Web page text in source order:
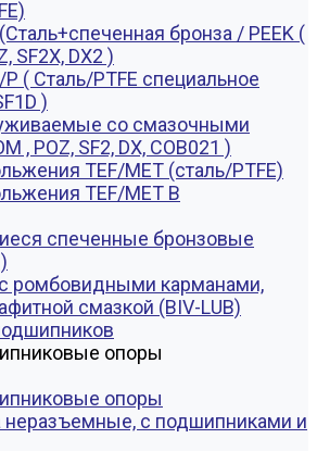
бронза / PEEK (
SF2X, DX2 )
( Сталь/PTFE специальное
)
со смазочными
, POZ, SF2, DX, COB021 )
TEF/MET (сталь/PTFE)
TEF/MET B
спеченные бронзовые
ромбовидными карманами,
смазкой (BIV-LUB)
опоры
опоры
с подшипниками и